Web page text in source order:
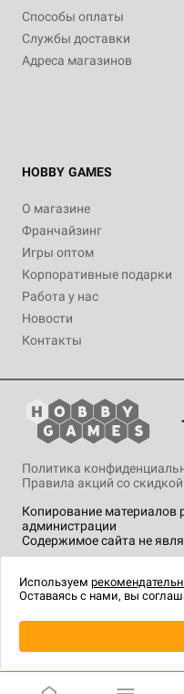
Способы оплаты
Службы доставки
Адреса магазинов
HOBBY GAMES
О магазине
Франчайзинг
Игры оптом
Корпоративные подарки
Работа у нас
Новости
Контакты
Копирование материалов
администрации
Содержимое сайта не
Политика
Правила акций со скидкой
технологии.
Используем
Оставаясь с нами, вы